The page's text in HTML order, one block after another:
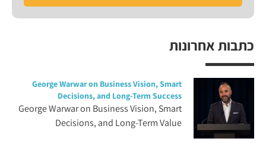
כתבות אחרונות
George Warwar on Business Vision, Smart
Decisions, and Long-Term Success
George Warwar on Business Vision, Smart
Decisions, and Long-Term Value